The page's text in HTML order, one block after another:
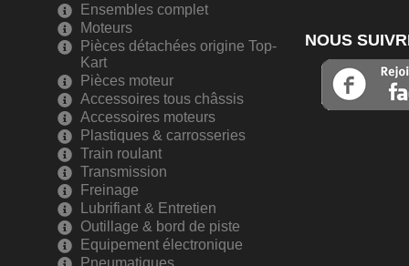
Ensembles complet
Moteurs
Pièces détachées origine Top-
Kart
Pièces moteur
Accessoires tous châssis
Accessoires moteurs
Plastiques & carrosseries
Train roulant
Transmission
Freinage
Lubrifiant & Entretien
Outillage & bord de piste
Equipement électronique
Pneumatiques
NOUS